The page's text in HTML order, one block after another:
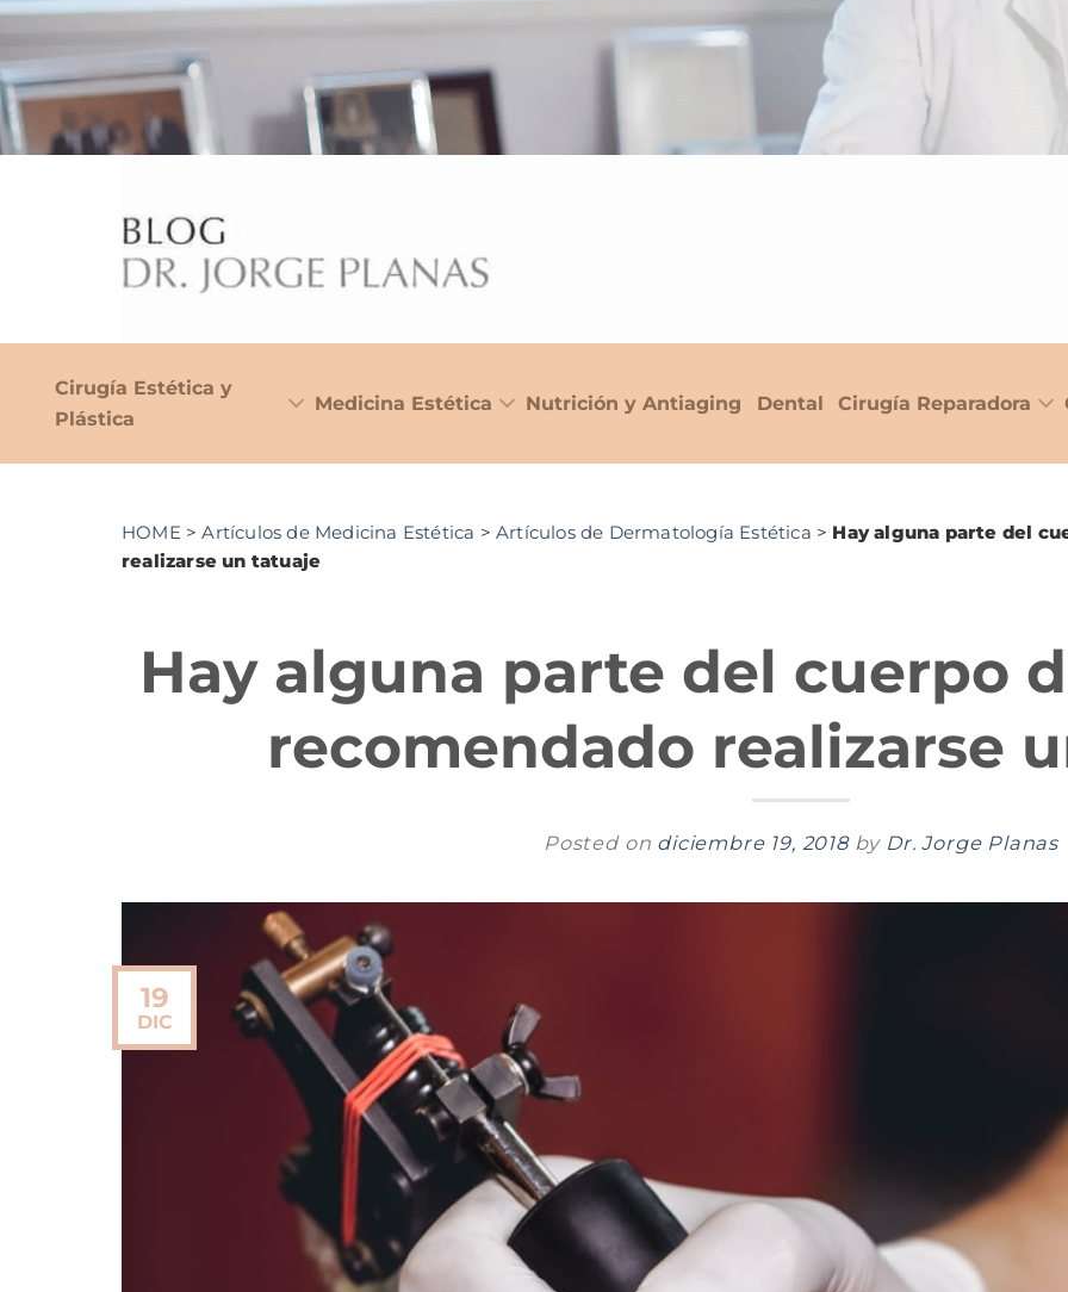
Cirugía Estética y
Plástica
Medicina Estética Nutrición y Antiaging Dental Cirugía Reparadora
HOME>Artículos de Medicina Estética >Artículos de Dermatología Estética > Hay alguna parte del
realizarse un tatuaje
Hay alguna parte del cuerpo
recomendado realizarse
Posted on diciembre 19, 2018 by Dr. Jorge Planas
19
DIC